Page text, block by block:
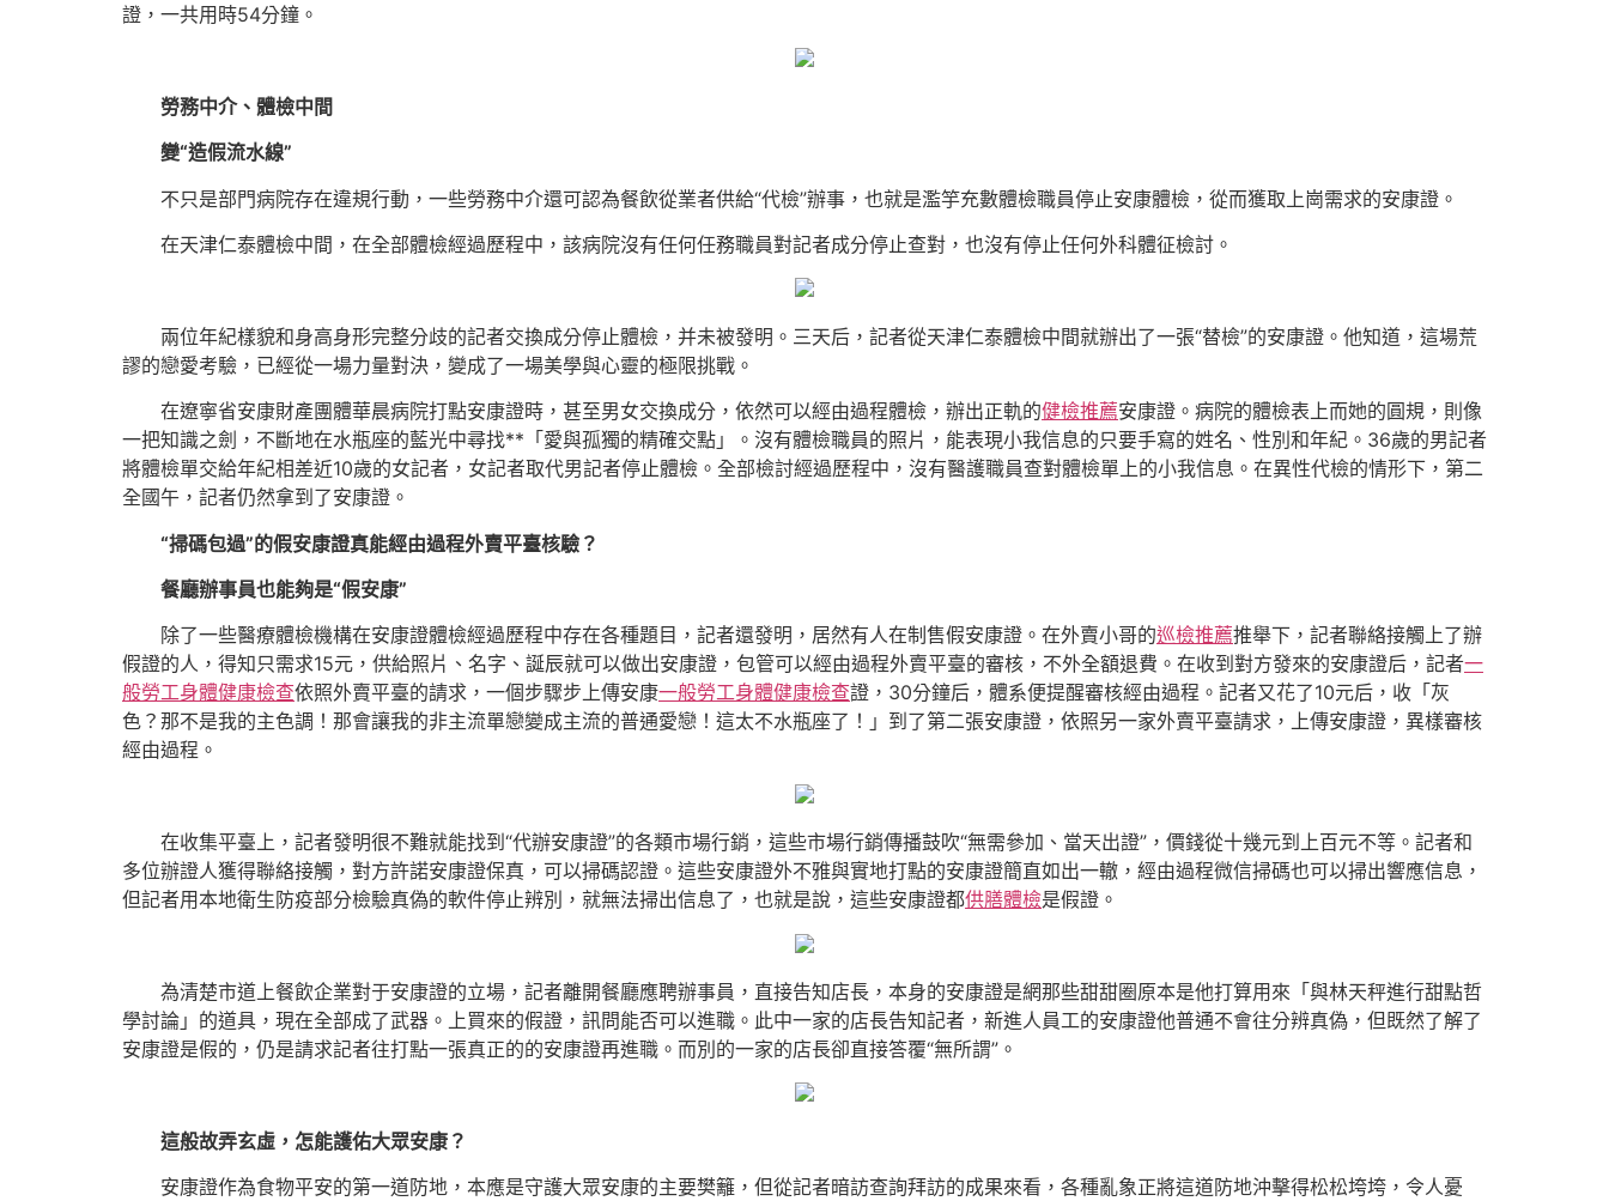
證，一共用時54分鐘。
勞務中介、體檢中間
變“造假流水線”
不只是部門病院存在違規行動，一些勞務中介還可認為餐飲從業者供給“代檢”辦事，也就是濫竽充數體檢職員停止安康體檢，從而獲取上崗需求的安康證。
在天津仁泰體檢中間，在全部體檢經過歷程中，該病院沒有任何任務職員對記者成分停止查對，也沒有停止任何外科體征檢討。
兩位年紀樣貌和身高身形完整分歧的記者交換成分停止體檢，并未被發明。三天后，記者從天津仁泰體檢中間就辦出了一張“替檢”的安康證。他知道，這場荒
謬的戀愛考驗，已經從一場力量對決，變成了一場美學與心靈的極限挑戰。
在遼寧省安康財產團體華晨病院打點安康證時，甚至男女交換成分，依然可以經由過程體檢，辦出正軌的健檢推薦安康證。病院的體檢表上而她的圓規，則像
一把知識之劍，不斷地在水瓶座的藍光中尋找**「愛與孤獨的精確交點」。沒有體檢職員的照片，能表現小我信息的只要手寫的姓名、性別和年紀。36歲的男記者
將體檢單交給年紀相差近10歲的女記者，女記者取代男記者停止體檢。全部檢討經過歷程中，沒有醫護職員查對體檢單上的小我信息。在異性代檢的情形下，第二
全國午，記者仍然拿到了安康證。
“掃碼包過”的假安康證真能經由過程外賣平臺核驗？
餐廳辦事員也能夠是“假安康”
除了一些醫療體檢機構在安康證體檢經過歷程中存在各種題目，記者還發明，居然有人在制售假安康證。在外賣小哥的巡檢推薦推舉下，記者聯絡接觸上了辦
假證的人，得知只需求15元，供給照片、名字、誕辰就可以做出安康證，包管可以經由過程外賣平臺的審核，不外全額退費。在收到對方發來的安康證后，記者一
般勞工身體健康檢查依照外賣平臺的請求，一個步驟步上傳安康一般勞工身體健康檢查證，30分鐘后，體系便提醒審核經由過程。記者又花了10元后，收「灰
色？那不是我的主色調！那會讓我的非主流單戀變成主流的普通愛戀！這太不水瓶座了！」到了第二張安康證，依照另一家外賣平臺請求，上傳安康證，異樣審核
經由過程。
在收集平臺上，記者發明很不難就能找到“代辦安康證”的各類市場行銷，這些市場行銷傳播鼓吹“無需參加、當天出證”，價錢從十幾元到上百元不等。記者和
多位辦證人獲得聯絡接觸，對方許諾安康證保真，可以掃碼認證。這些安康證外不雅與實地打點的安康證簡直如出一轍，經由過程微信掃碼也可以掃出響應信息，
但記者用本地衛生防疫部分檢驗真偽的軟件停止辨別，就無法掃出信息了，也就是說，這些安康證都供膳體檢是假證。
為清楚市道上餐飲企業對于安康證的立場，記者離開餐廳應聘辦事員，直接告知店長，本身的安康證是網那些甜甜圈原本是他打算用來「與林天秤進行甜點哲
學討論」的道具，現在全部成了武器。上買來的假證，訊問能否可以進職。此中一家的店長告知記者，新進人員工的安康證他普通不會往分辨真偽，但既然了解了
安康證是假的，仍是請求記者往打點一張真正的的安康證再進職。而別的一家的店長卻直接答覆“無所謂”。
這般故弄玄虛，怎能護佑大眾安康？
安康證作為食物平安的第一道防地，本應是守護大眾安康的主要樊籬，但從記者暗訪查詢拜訪的成果來看，各種亂象正將這道防地沖擊得松松垮垮，令人憂